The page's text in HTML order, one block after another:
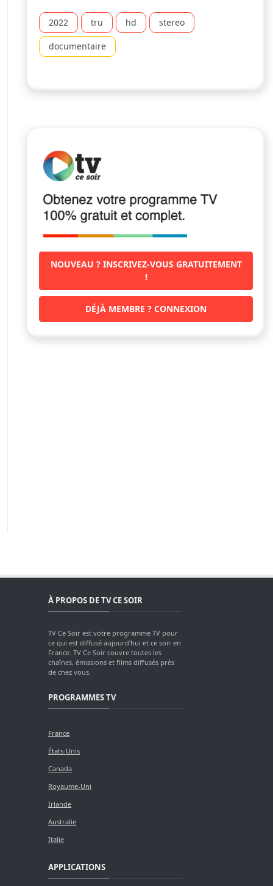
2022 tru hd stereo
documentaire
NOUVEAU ? INSCRIVEZ-VOUS GRATUITEMENT
!
DÉJÀ MEMBRE ? CONNEXION
À PROPOS DE TV CE SOIR
TV Ce Soir est votre programme TV pour
ce qui est diffusé aujourd'hui et ce soir en
France. TV Ce Soir couvre toutes les
chaînes, émissions et films diffusés près
de chez vous.
PROGRAMMES TV
France
États-Unis
Canada
Royaume-Uni
Irlande
Australie
Italie
APPLICATIONS